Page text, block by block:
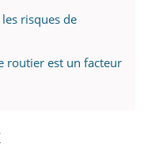
risques de
routier est un facteur